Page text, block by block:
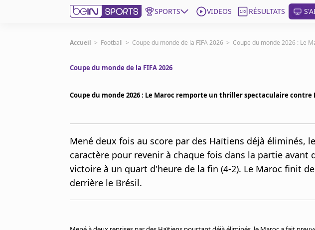
SPORTS VIDEOS RÉSULTATS
beIN SPORTS CONNECT
France
Gérer les notifications
Contactez nous
Accueil > Football > Coupe du monde de la FIFA 2026 > Coupe du monde 2026 : Le
Coupe du monde de la FIFA 2026
Coupe du monde 2026 : Le Maroc remporte un thriller spectaculaire contre
Mené deux fois au score par des Haïtiens déjà éliminés,
caractère pour revenir à chaque fois dans la partie avant
victoire à un quart d'heure de la fin (4-2). Le Maroc finit
derrière le Brésil.